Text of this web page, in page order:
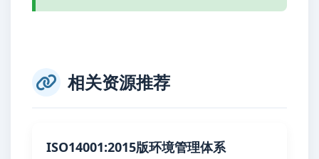
相关资源推荐
ISO14001:2015版环境管理体系